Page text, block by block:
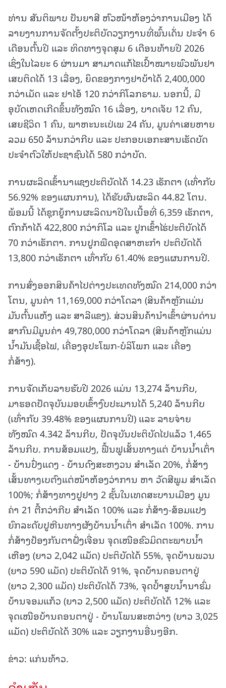
ທ່ານ ສັນຕິພາບ ປັນຍາສີ ຫົວໜ້າຫ້ອງວ່າການເມືອງ ໄດ້
ລາຍງານການຈັດຕັ້ງປະຕິບັດວຽກງານທີ່ພົ້ນເດັ່ນ ປະຈຳ 6
ເດືອນຕົ້ນປີ ແລະ ທິດທາງຈຸດສຸມ 6 ເດືອນທ້າຍປີ 2026
ເຊິ່ງໃນໄລຍະ 6 ຜ່ານມາ ສາມາດແກ້ໄຂເປົ້າໝາຍພົວພັນຢາ
ເສບຕິດໄດ້ 13 ເລື່ອງ, ຍຶດຂອງກາງຢາບ້າໄດ້ 2,400,000
ກວ່າເມັດ ແລະ ຢາໄອ້ 120 ກວ່າກິໂລກຣາມ. ນອກນີ້, ມີ
ອຸບັດເຫດເກີດຂຶ້ນທັງໝົດ 16 ເລື່ອງ, ບາດເຈັບ 12 ຄົນ,
ເສຍຊີວິດ 1 ຄົນ, ພາຫະນະເປ່ເພ 24 ຄັນ, ມູນຄ່າເສຍຫາຍ
ລວມ 650 ລ້ານກວ່າກີບ ແລະ ປະກອບເອກະສານເຮັດບັດ
ປະຈຳຕົວໃຫ້ປະຊາຊົນໄດ້ 580 ກວ່າບັດ.
ການຜະລິດເຂົ້ານາແຊງປະຕິບັດໄດ້ 14.23 ເຮັກຕາ (ເທົ່າກັບ
56.92% ຂອງແຜນການ), ໄດ້ຮັບຜົນຜະລິດ 44.82 ໂຕນ.
ພ້ອມນີ້ ໄດ້ຊຸກຍູ້ການຜະລິດນາປີໃນເນື້ອທີ່ 6,359 ເຮັກຕາ,
ຕົກກ້າໄດ້ 422,800 ກວ່າກິໂລ ແລະ ປູກເຂົ້າໄຮ່ປະຕິບັດໄດ້
70 ກວ່າເຮັກຕາ. ການປູກພືດອຸດສາຫະກຳ ປະຕິບັດໄດ້
13,800 ກວ່າເຮັກຕາ ເທົ່າກັບ 61.40% ຂອງແຜນການປີ.
ການສົ່ງອອກສິນຄ້າໄປຕ່າງປະເທດທັງໝົດ 214,000 ກວ່າ
ໂຕນ, ມູນຄ່າ 11,169,000 ກວ່າໂດລາ (ສິນຄ້າຫຼັກແມ່ນ
ມັນຕົ້ນແຫ້ງ ແລະ ສາລີແຂງ). ສ່ວນສິນຄ້ານຳເຂົ້າຜ່ານດ່ານ
ສາກົນມີມູນຄ່າ 49,780,000 ກວ່າໂດລາ (ສິນຄ້າຫຼັກແມ່ນ
ນ້ຳມັນເຊື້ອໄຟ, ເຄື່ອງອຸປະໂພກ-ບໍລິໂພກ ແລະ ເຄື່ອງ
ກໍ່ສ້າງ).
ການຈັດເກັບລາຍຮັບປີ 2026 ແມ່ນ 13,274 ລ້ານກີບ,
ມາຮອດປັດຈຸບັນມອບເຂົ້າງົບປະມານໄດ້ 5,240 ລ້ານກີບ
(ເທົ່າກັບ 39.48% ຂອງແຜນການປີ) ແລະ ລາຍຈ່າຍ
ທັງໝົດ 4.342 ລ້ານກີບ, ປັດຈຸບັນປະຕິບັດໄປແລ້ວ 1,465
ລ້ານກີບ. ການສ້ອມແປງ, ຟື້ນຟູເສັ້ນທາງແຕ່ ບ້ານນ້ຳເຕົ່າ
- ບ້ານປົ່ງແດງ - ບ້ານດົງສະຫງວນ ສຳເລັດ 20%, ກໍ່ສ້າງ
ເສັ້ນທາງເບຕົງແຕ່ໜ້າຫ້ອງວ່າການ ຫາ ວັດສີພູມ ສຳເລັດ
100%; ກໍ່ສ້າງທາງປູຢາງ 2 ຊັ້ນໃນເທດສະບານເມືອງ ມູນ
ຄ່າ 21 ຕື້ກວ່າກີບ ສຳເລັດ 100% ແລະ ກໍ່ສ້າງ-ສ້ອມແປງ
ຍົກລະດັບປູຫີນທາງຜັງບ້ານນ້ຳເຕົ່າ ສຳເລັດ 100%. ການ
ກໍ່ສ້າງປ້ອງກັນຕາຝັ່ງເຈື່ອນ ຈຸດເໜືອຂົວມິດຕະພາບນ້ຳ
ເຫືອງ (ຍາວ 2,042 ແມັດ) ປະຕິບັດໄດ້ 55%, ຈຸດບ້ານພວນ
(ຍາວ 590 ແມັດ) ປະຕິບັດໄດ້ 91%, ຈຸດບ້ານຄອນຕາປູ່
(ຍາວ 2,300 ແມັດ) ປະຕິບັດໄດ້ 73%, ຈຸດປໍ້າສູບນ້ຳນາຮົ່ມ
ບ້ານຈອມແກ້ວ (ຍາວ 2,500 ແມັດ) ປະຕິບັດໄດ້ 12% ແລະ
ຈຸດເໜືອບ້ານຄອນຕາປູ່ - ບ້ານໂພນສະຫວ່າງ (ຍາວ 3,025
ແມັດ) ປະຕິບັດໄດ້ 30% ແລະ ວຽກງານອື່ນໆອີກ.
ຂ່າວ: ແກ່ນທ້າວ.